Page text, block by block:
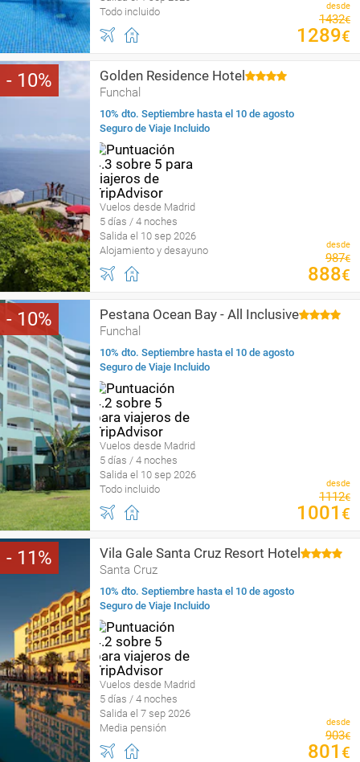
Todo incluido
desde
1432€
1289€
10 Golden Residence Hotel
Funchal
10% dto. Septiembre hasta el 10 de agosto
Seguro de Viaje Incluido
Vuelos desde Madrid
5 días / 4 noches
Salida el 10 sep 2026
Alojamiento y desayuno
desde
987€
888€
10 Pestana Ocean Bay - All Inclusive
Funchal
10% dto. Septiembre hasta el 10 de agosto
Seguro de Viaje Incluido
Vuelos desde Madrid
5 días / 4 noches
Salida el 10 sep 2026
Todo incluido
desde
1112€
1001 €
11 Vila Gale Santa Cruz Resort Hotel
Santa Cruz
10% dto. Septiembre hasta el 10 de agosto
Seguro de Viaje Incluido
Vuelos desde Madrid
5 días / 4 noches
Salida el 7 sep 2026
Media pensión
desde
903€
801 €